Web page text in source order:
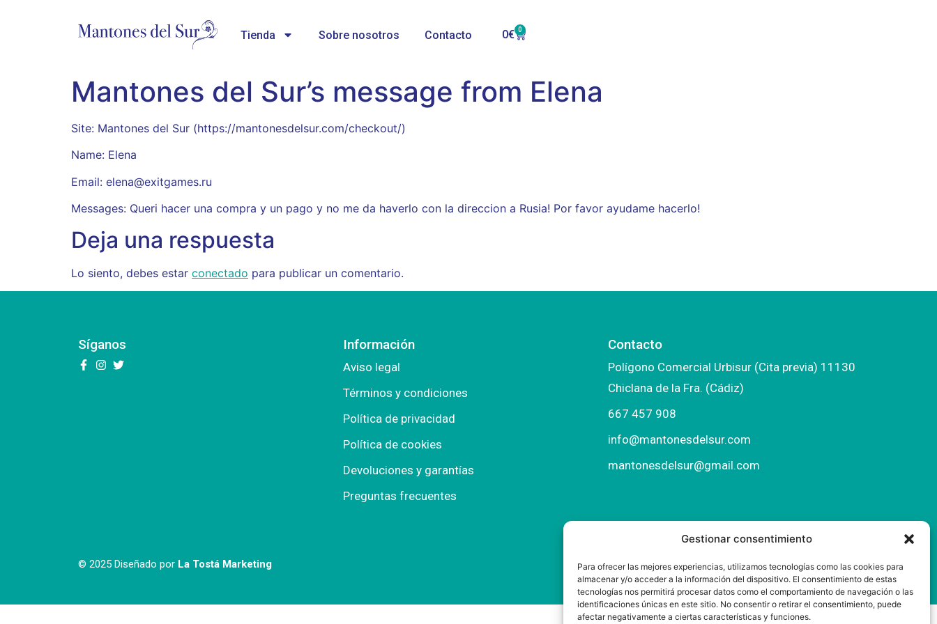
Gestionar consentimiento
Para ofrecer las mejores experiencias, utilizamos tecnologías como las cookies para
almacenar y/o acceder a la información del dispositivo. El consentimiento de estas
tecnologías nos permitirá procesar datos como el comportamiento de navegación o las
identificaciones únicas en este sitio. No consentir o retirar el consentimiento, puede
afectar negativamente a ciertas características y funciones.
Tienda Sobre nosotros Contacto 0€ 0
Mantones del Sur’s message from Elena
Site: Mantones del Sur (https://mantonesdelsur.com/checkout/)
Name: Elena
Email: elena@exitgames.ru
Messages: Queri hacer una compra y un pago y no me da haverlo con la direccion a Rusia! Por favor ayudame hacerlo!
Deja una respuesta
Lo siento, debes estar conectado para publicar un comentario.
Síganos Información
Aviso legal
Términos y condiciones
Política de privacidad
Política de cookies
Devoluciones y garantías
Preguntas frecuentes
Contacto
Polígono Comercial Urbisur (Cita previa) 11130
Chiclana de la Fra. (Cádiz)
667 457 908
info@mantonesdelsur.com
mantonesdelsur@gmail.com
© 2025 Diseñado por La Tostá Marketing